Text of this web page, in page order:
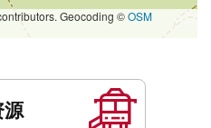
Geocoding ©OSM
源